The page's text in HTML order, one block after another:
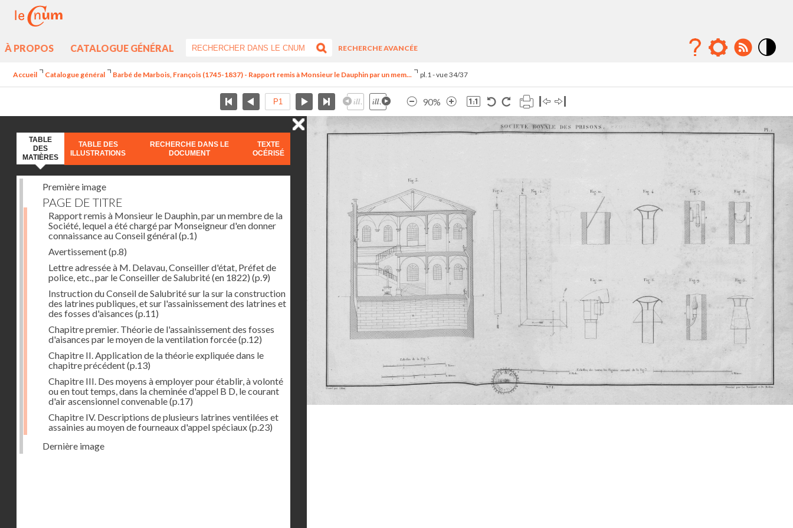
À PROPOS CATALOGUE GÉNÉRAL
RECHERCHE AVANCÉE
Accueil Catalogue général Barbé de Marbois, François (1745-1837) - Rapport remis à Monsieur le Dauphin par un mem... pl.1 - vue 34/37
90%
TABLE
DES
MATIÈRES
TABLE DES
ILLUSTRATIONS
RECHERCHE DANS LE
DOCUMENT
TEXTE
OCÉRISÉ
Première image
PAGE DE TITRE
Rapport remis à Monsieur le Dauphin, par un membre de la
Société, lequel a été chargé par Monseigneur d'en donner
connaissance au Conseil général(p.1)
Avertissement(p.8)
Lettre adressée à M. Delavau, Conseiller d'état, Préfet de
police, etc., par le Conseiller de Salubrité (en 1822) (p.9)
Instruction du Conseil de Salubrité sur la sur la construction
des latrines publiques, et sur l'assainissement des latrines et
des fosses d'aisances (p.11)
Chapitre premier. Théorie de l'assainissement des fosses
d'aisances par le moyen de la ventilation forcée(p.12)
Chapitre II. Application de la théorie expliquée dans le
chapitre précédent(p.13)
Chapitre III. Des moyens à employer pour établir, à volonté
ou en tout temps, dans la cheminée d'appel B D, le courant
d'air ascensionnel convenable(p.17)
Chapitre IV. Descriptions de plusieurs latrines ventilées et
assainies au moyen de fourneaux d'appel spéciaux(p.23)
Dernière image